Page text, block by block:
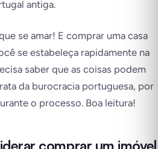
antiga.
se amar! E comprar uma casa
se estabeleça rapidamente na
saber que as coisas podem
da burocracia portuguesa, por
o processo. Boa leitura!